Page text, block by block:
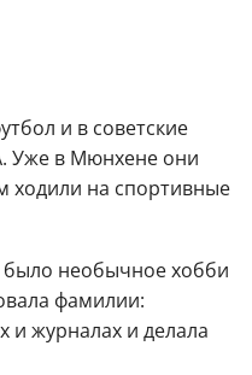
и в советские
Уже в Мюнхене они
ходили на спортивные
необычное хобби
фамилии:
и журналах и делала